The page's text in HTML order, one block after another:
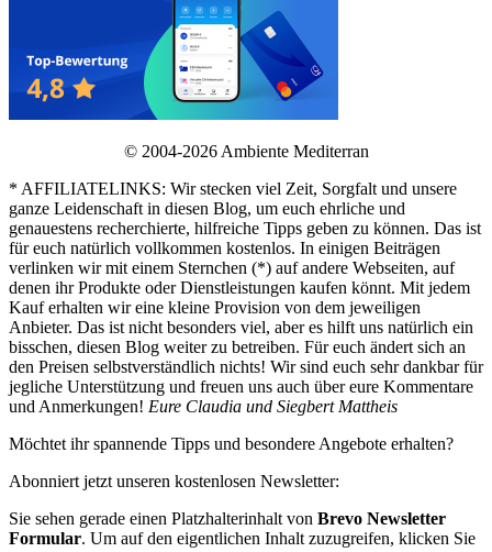
© 2004-2026 Ambiente Mediterran
* AFFILIATELINKS: Wir stecken viel Zeit, Sorgfalt und unsere
ganze Leidenschaft in diesen Blog, um euch ehrliche und
genauestens recherchierte, hilfreiche Tipps geben zu können. Das ist
für euch natürlich vollkommen kostenlos. In einigen Beiträgen
verlinken wir mit einem Sternchen (*) auf andere Webseiten, auf
denen ihr Produkte oder Dienstleistungen kaufen könnt. Mit jedem
Kauf erhalten wir eine kleine Provision von dem jeweiligen
Anbieter. Das ist nicht besonders viel, aber es hilft uns natürlich ein
bisschen, diesen Blog weiter zu betreiben. Für euch ändert sich an
den Preisen selbstverständlich nichts! Wir sind euch sehr dankbar für
jegliche Unterstützung und freuen uns auch über eure Kommentare
und Anmerkungen! Eure Claudia und Siegbert Mattheis
Möchtet ihr spannende Tipps und besondere Angebote erhalten?
Abonniert jetzt unseren kostenlosen Newsletter:
Sie sehen gerade einen Platzhalterinhalt von Brevo Newsletter
Formular. Um auf den eigentlichen Inhalt zuzugreifen, klicken Sie